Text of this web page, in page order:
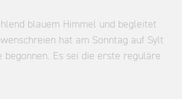
blauem Himmel und begleitet
hat am Sonntag auf Sylt
begonnen. Es sei die erste reguläre